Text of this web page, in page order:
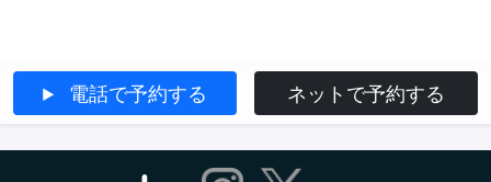
電話で予約する ネットで予約する